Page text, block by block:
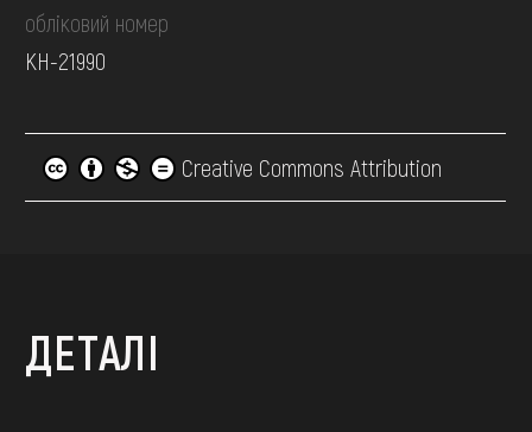
обліковий номер
КН-21990
Creative Commons Attribution
ДЕТАЛІ